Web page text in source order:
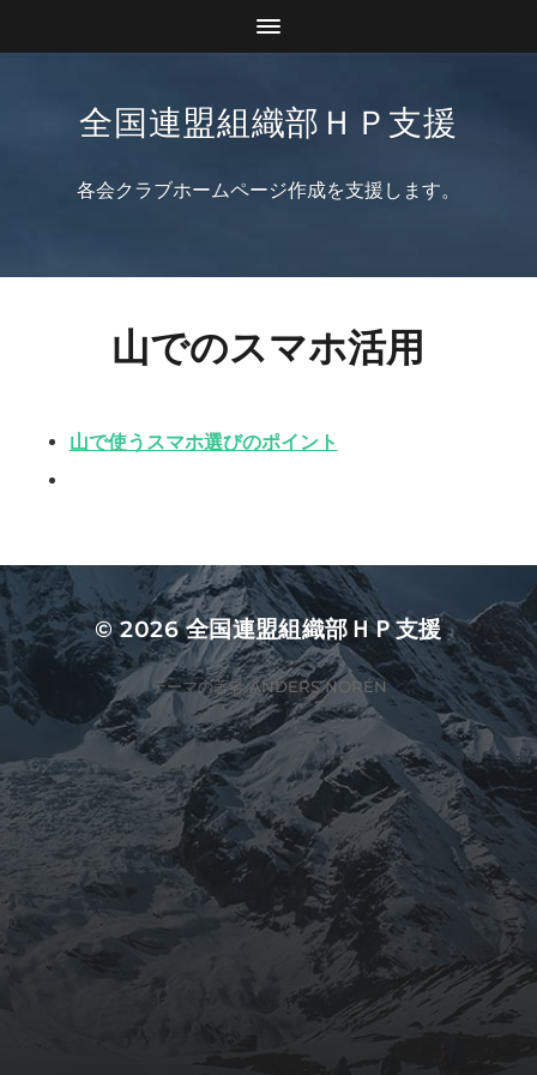
全国連盟組織部ＨＰ支援
各会クラブホームページ作成を支援します。
山でのスマホ活用
山で使うスマホ選びのポイント
© 2026全国連盟組織部ＨＰ支援
テーマの著者ANDERS NORÉN